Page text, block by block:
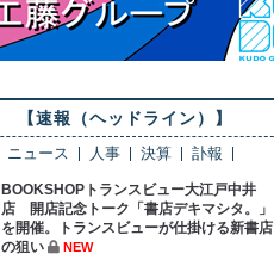
【速報（ヘッドライン）】
ニュース 人事 決算 訃報
BOOKSHOPトランスビュー大江戸中井
店 開店記念トーク「書店デキマシタ。」
を開催。トランスビューが仕掛ける新書店
の狙い
NEW